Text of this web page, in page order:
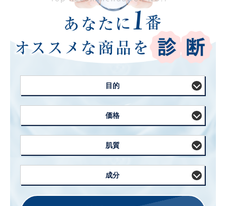
目的
価格
肌質
成分